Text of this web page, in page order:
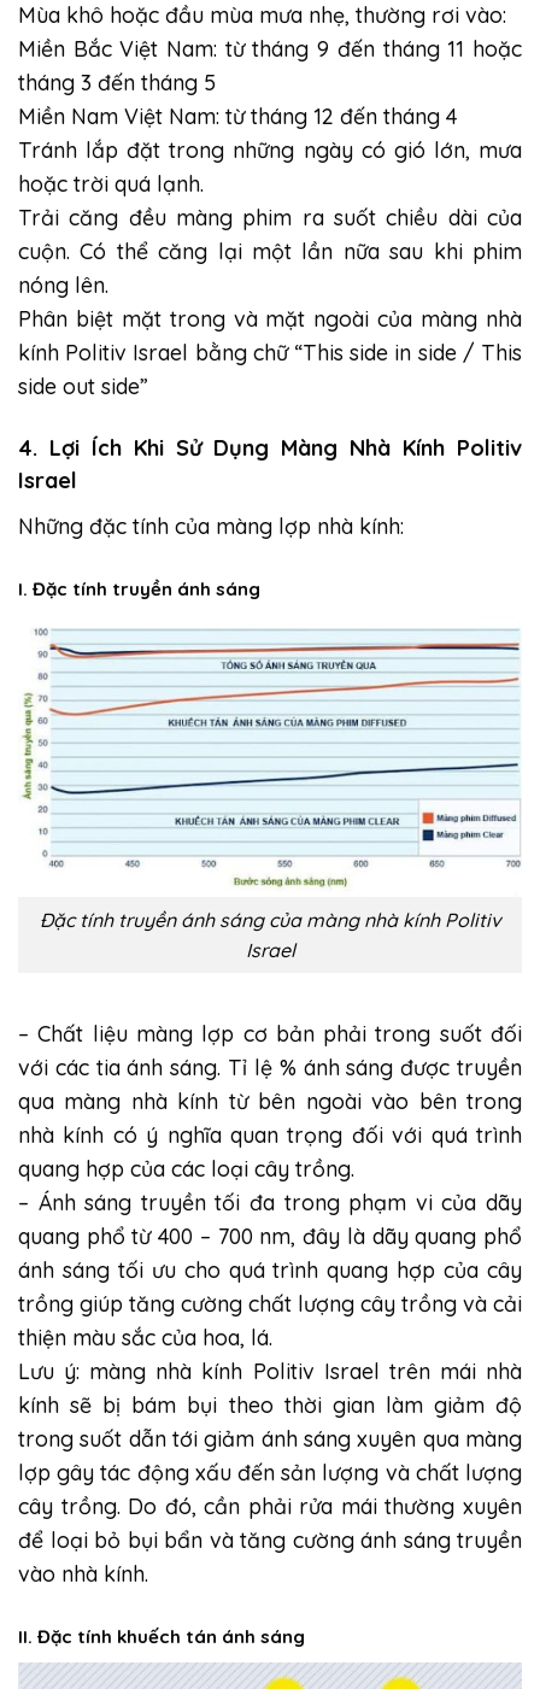
Mùa khô hoặc đầu mùa mưa nhẹ, thường rơi vào:
Miền Bắc Việt Nam: từ tháng 9 đến tháng 11 hoặc
tháng 3 đến tháng 5
Miền Nam Việt Nam: từ tháng 12 đến tháng 4
Tránh lắp đặt trong những ngày có gió lớn, mưa
hoặc trời quá lạnh.
Trải căng đều màng phim ra suốt chiều dài của
cuộn. Có thể căng lại một lần nữa sau khi phim
nóng lên.
Phân biệt mặt trong và mặt ngoài của màng nhà
kính Politiv Israel bằng chữ “This side in side / This
side out side”
4. Lợi Ích Khi Sử Dụng Màng Nhà Kính Politiv
Israel
Những đặc tính của màng lợp nhà kính:
I. Đặc tính truyền ánh sáng
Đặc tính truyền ánh sáng của màng nhà kính Politiv
Israel
– Chất liệu màng lợp cơ bản phải trong suốt đối
với các tia ánh sáng. Tỉ lệ % ánh sáng được truyền
qua màng nhà kính từ bên ngoài vào bên trong
nhà kính có ý nghĩa quan trọng đối với quá trình
quang hợp của các loại cây trồng.
– Ánh sáng truyền tối đa trong phạm vi của dãy
quang phổ từ 400 – 700 nm, đây là dãy quang phổ
ánh sáng tối ưu cho quá trình quang hợp của cây
trồng giúp tăng cường chất lượng cây trồng và cải
thiện màu sắc của hoa, lá.
Lưu ý: màng nhà kính Politiv Israel trên mái nhà
kính sẽ bị bám bụi theo thời gian làm giảm độ
trong suốt dẫn tới giảm ánh sáng xuyên qua màng
lợp gây tác động xấu đến sản lượng và chất lượng
cây trồng. Do đó, cần phải rửa mái thường xuyên
để loại bỏ bụi bẩn và tăng cường ánh sáng truyền
vào nhà kính.
II. Đặc tính khuếch tán ánh sáng